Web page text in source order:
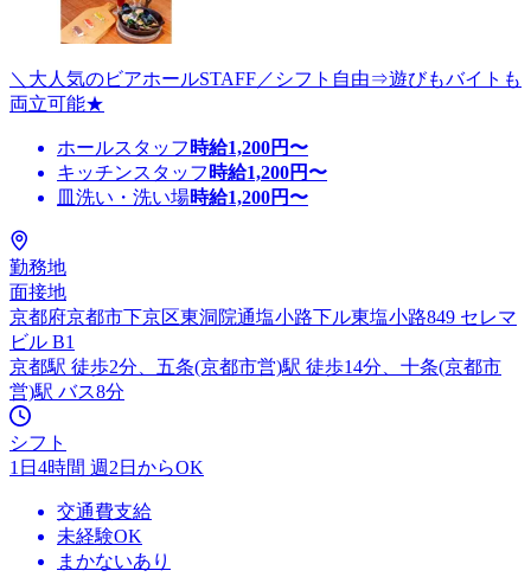
＼大人気のビアホールSTAFF／シフト自由⇒遊びもバイトも
両立可能★
ホールスタッフ 時給1,200円〜
キッチンスタッフ 時給1,200円〜
皿洗い・洗い場時給1,200円〜
勤務地
面接地
京都府京都市下京区東洞院通塩小路下ル東塩小路849 セレマ
ビル B1
京都駅 徒歩2分、五条(京都市営)駅 徒歩14分、十条(京都市
営)駅 バス8分
シフト
1日4時間 週2日からOK
交通費支給
未経験OK
まかないあり